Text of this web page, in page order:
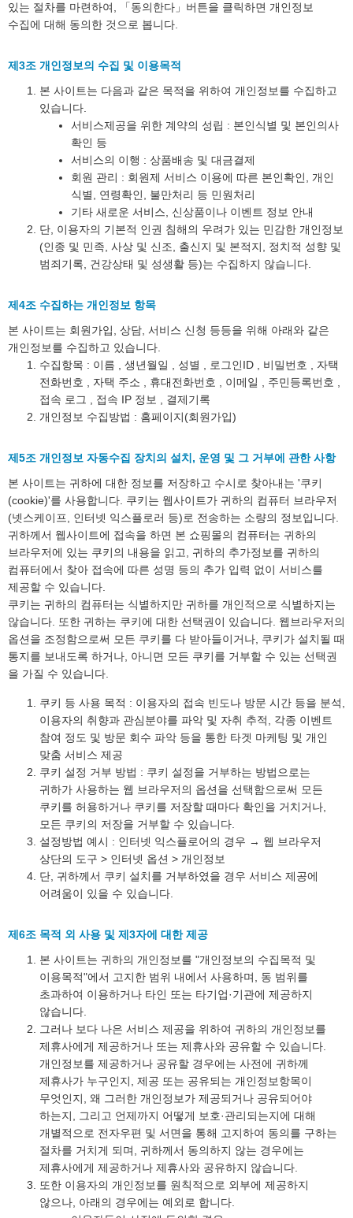
있는 절차를 마련하여, 「동의한다」버튼을 클릭하면 개인정보
수집에 대해 동의한 것으로 봅니다.
제3조 개인정보의 수집 및 이용목적
본 사이트는 다음과 같은 목적을 위하여 개인정보를 수집하고
있습니다.
서비스제공을 위한 계약의 성립 : 본인식별 및 본인의사
확인 등
서비스의 이행 : 상품배송 및 대금결제
회원 관리 : 회원제 서비스 이용에 따른 본인확인, 개인
식별, 연령확인, 불만처리 등 민원처리
기타 새로운 서비스, 신상품이나 이벤트 정보 안내
단, 이용자의 기본적 인권 침해의 우려가 있는 민감한 개인정보
(인종 및 민족, 사상 및 신조, 출신지 및 본적지, 정치적 성향 및
범죄기록, 건강상태 및 성생활 등)는 수집하지 않습니다.
제4조 수집하는 개인정보 항목
본 사이트는 회원가입, 상담, 서비스 신청 등등을 위해 아래와 같은
개인정보를 수집하고 있습니다.
수집항목 : 이름 , 생년월일 , 성별 , 로그인ID , 비밀번호 , 자택
전화번호 , 자택 주소 , 휴대전화번호 , 이메일 , 주민등록번호 ,
접속 로그 , 접속 IP 정보 , 결제기록
개인정보 수집방법 : 홈페이지(회원가입)
제5조 개인정보 자동수집 장치의 설치, 운영 및 그 거부에 관한 사항
본 사이트는 귀하에 대한 정보를 저장하고 수시로 찾아내는 '쿠키
(cookie)'를 사용합니다. 쿠키는 웹사이트가 귀하의 컴퓨터 브라우저
(넷스케이프, 인터넷 익스플로러 등)로 전송하는 소량의 정보입니다.
귀하께서 웹사이트에 접속을 하면 본 쇼핑몰의 컴퓨터는 귀하의
브라우저에 있는 쿠키의 내용을 읽고, 귀하의 추가정보를 귀하의
컴퓨터에서 찾아 접속에 따른 성명 등의 추가 입력 없이 서비스를
제공할 수 있습니다.
쿠키는 귀하의 컴퓨터는 식별하지만 귀하를 개인적으로 식별하지는
않습니다. 또한 귀하는 쿠키에 대한 선택권이 있습니다. 웹브라우저의
옵션을 조정함으로써 모든 쿠키를 다 받아들이거나, 쿠키가 설치될 때
통지를 보내도록 하거나, 아니면 모든 쿠키를 거부할 수 있는 선택권
을 가질 수 있습니다.
쿠키 등 사용 목적 : 이용자의 접속 빈도나 방문 시간 등을 분석,
이용자의 취향과 관심분야를 파악 및 자취 추적, 각종 이벤트
참여 정도 및 방문 회수 파악 등을 통한 타겟 마케팅 및 개인
맞춤 서비스 제공
쿠키 설정 거부 방법 : 쿠키 설정을 거부하는 방법으로는
귀하가 사용하는 웹 브라우저의 옵션을 선택함으로써 모든
쿠키를 허용하거나 쿠키를 저장할 때마다 확인을 거치거나,
모든 쿠키의 저장을 거부할 수 있습니다.
설정방법 예시 : 인터넷 익스플로어의 경우 → 웹 브라우저
상단의 도구 > 인터넷 옵션 > 개인정보
단, 귀하께서 쿠키 설치를 거부하였을 경우 서비스 제공에
어려움이 있을 수 있습니다.
제6조 목적 외 사용 및 제3자에 대한 제공
본 사이트는 귀하의 개인정보를 "개인정보의 수집목적 및
이용목적"에서 고지한 범위 내에서 사용하며, 동 범위를
초과하여 이용하거나 타인 또는 타기업·기관에 제공하지
않습니다.
그러나 보다 나은 서비스 제공을 위하여 귀하의 개인정보를
제휴사에게 제공하거나 또는 제휴사와 공유할 수 있습니다.
개인정보를 제공하거나 공유할 경우에는 사전에 귀하께
제휴사가 누구인지, 제공 또는 공유되는 개인정보항목이
무엇인지, 왜 그러한 개인정보가 제공되거나 공유되어야
하는지, 그리고 언제까지 어떻게 보호·관리되는지에 대해
개별적으로 전자우편 및 서면을 통해 고지하여 동의를 구하는
절차를 거치게 되며, 귀하께서 동의하지 않는 경우에는
제휴사에게 제공하거나 제휴사와 공유하지 않습니다.
또한 이용자의 개인정보를 원칙적으로 외부에 제공하지
않으나, 아래의 경우에는 예외로 합니다.